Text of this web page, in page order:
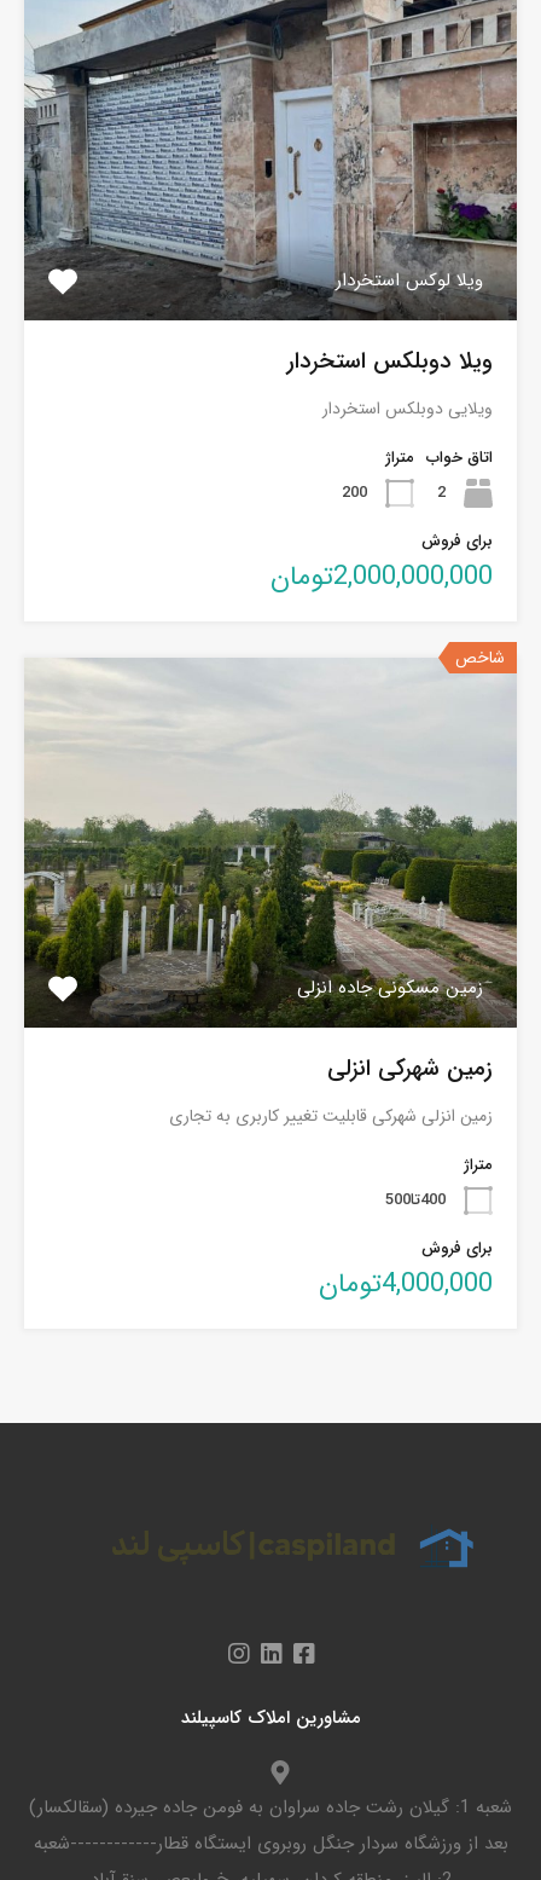
ویلا لوکس استخردار
ویلا دوبلکس استخردار
ویلایی دوبلکس استخردار
اتاق خواب
2
متراژ
200
برای فروش
2,000,000,000تومان
شاخص
زمین مسکونی جاده انزلی
زمین شهرکی انزلی
زمین انزلی شهرکی قابلیت تغییر کاربری به تجاری
متراژ
400تا500
برای فروش
4,000,000تومان
مشاورین املاک کاسپیلند
شعبه 1: گیلان رشت جاده سراوان به فومن جاده جیرده (سقالکسار)
بعد از ورزشگاه سردار جنگل روبروی ایستگاه قطار------------شعبه